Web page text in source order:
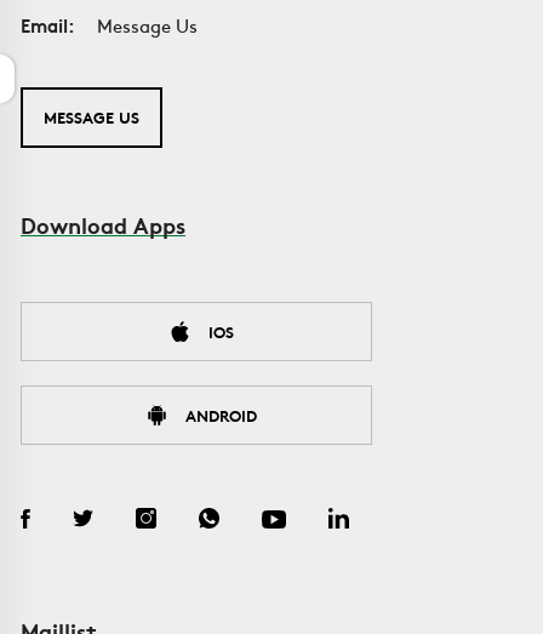
Email:
Message Us
MESSAGE US
Download Apps
IOS
ANDROID